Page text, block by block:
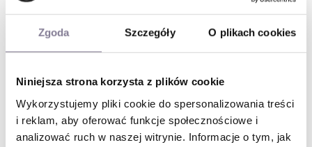
Zgoda Szczegóły O plikach cookies
Niniejsza strona korzysta z plików cookie
Wykorzystujemy pliki cookie do spersonalizowania treści
i reklam, aby oferować funkcje społecznościowe i
analizować ruch w naszej witrynie. Informacje o tym, jak
WODOSZCZELNOŚĆ 100 m
STYL Elegancki - Chronograf
DLA KOGO Dla niego
KOLOR TARCZY Zielony